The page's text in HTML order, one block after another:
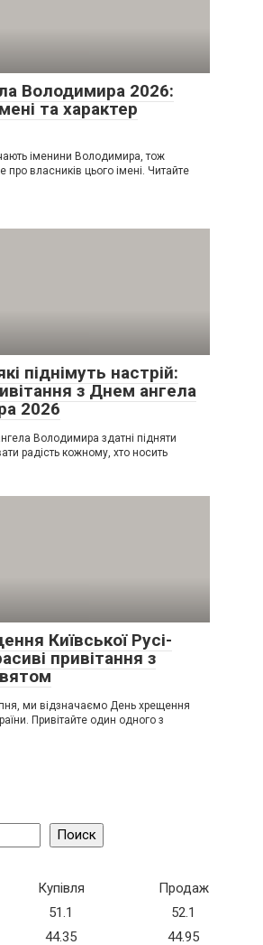
Володимира 2026:
та характер
іменини Володимира, тож
про власників цього імені. Читайте
піднімуть настрій:
з Днем ангела
2026
Володимира здатні підняти
радість кожному, хто носить
Київської Русі-
привітання з
ми відзначаємо День хрещення
Привітайте один одного з
Поиск
Купівля
Продаж
51.1
52.1
44.35 44.95